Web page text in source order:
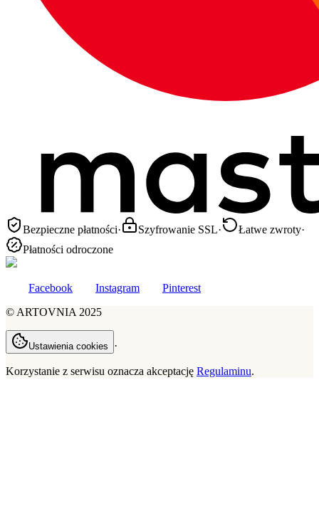
Bezpieczne płatności· Szyfrowanie SSL· Łatwe zwroty·
Płatności odroczone
Facebook Instagram
Pinterest
© ARTOVNIA 2025
Ustawienia cookies ·
Korzystanie z serwisu oznacza akceptację Regulaminu.